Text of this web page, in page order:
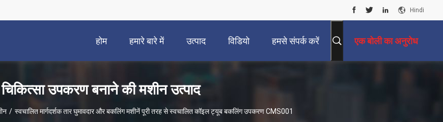
Hindi
होम हमारे बारे में उत्पाद विडियो हमसे संपर्क करें एक बोली का अनुरोध
चिकित्सा उपकरण बनाने की मशीन उत्पाद
/ स्वचालित मार्गदर्शक तार घुमावदार और बकलिंग मशीनें पूरी तरह से स्वचालित कॉइल ट्यूब बकलिंग उपकरण CMS001